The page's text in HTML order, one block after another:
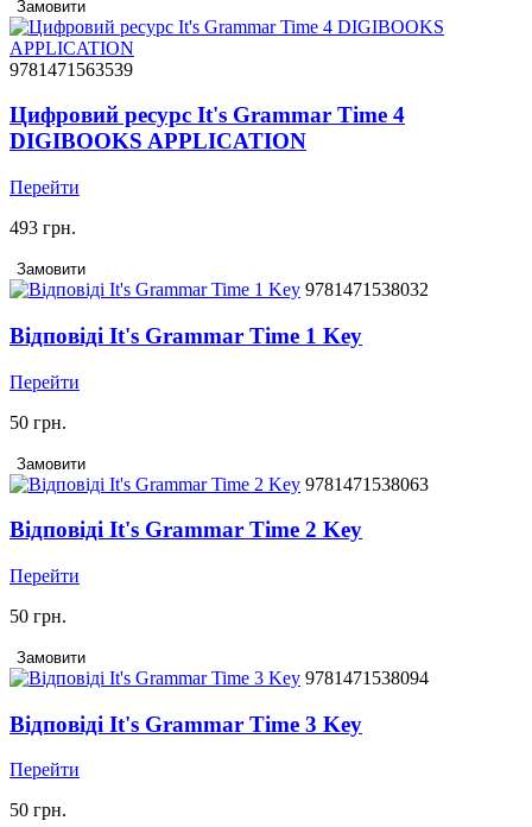
Замовити
9781471563539
Цифровий ресурс It's Grammar Time 4
DIGIBOOKS APPLICATION
Перейти
493 грн.
Замовити
9781471538032
Відповіді It's Grammar Time 1 Key
Перейти
50 грн.
Замовити
9781471538063
Відповіді It's Grammar Time 2 Key
Перейти
50 грн.
Замовити
9781471538094
Відповіді It's Grammar Time 3 Key
Перейти
50 грн.